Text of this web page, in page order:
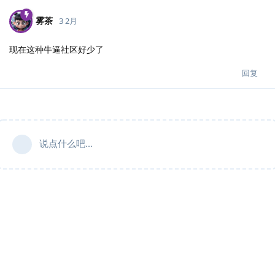
雾茶 3 2月
现在这种牛逼社区好少了
回复
说点什么吧...